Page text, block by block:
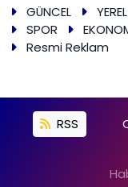
GÜNCEL
SPOR
Resmi Reklam
RSS